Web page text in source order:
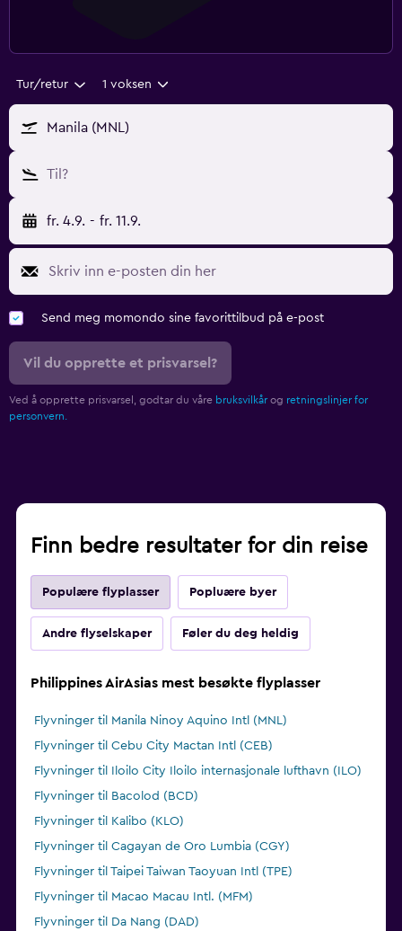
Tur/retur 1 voksen
Manila (MNL)
Til?
fr. 4.9. - fr. 11.9.
Send meg momondo sine favorittilbud på e-post
Vil du opprette et prisvarsel?
Ved å opprette prisvarsel, godtar du våre bruksvilkår og retningslinjer for
personvern.
Finn bedre resultater for din reise
Populære flyplasser Popluære byer
Andre flyselskaper Føler du deg heldig
Philippines AirAsias mest besøkte flyplasser
Flyvninger til Manila Ninoy Aquino Intl (MNL)
Flyvninger til Cebu City Mactan Intl (CEB)
Flyvninger til Iloilo City Iloilo internasjonale lufthavn (ILO)
Flyvninger til Bacolod (BCD)
Flyvninger til Kalibo (KLO)
Flyvninger til Cagayan de Oro Lumbia (CGY)
Flyvninger til Taipei Taiwan Taoyuan Intl (TPE)
Flyvninger til Macao Macau Intl. (MFM)
Flyvninger til Da Nang (DAD)